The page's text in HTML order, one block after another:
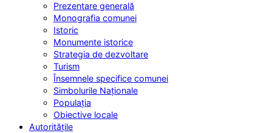
Prezentare generală
Monografia comunei
Istoric
Monumente istorice
Strategia de dezvoltare
Turism
Însemnele specifice comunei
Simbolurile Naționale
Populația
Obiective locale
Autoritățile